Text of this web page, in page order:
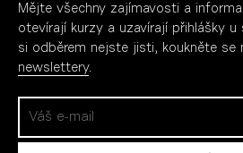
Mějte všechny zajímavosti a
otevírají kurzy a uzavírají přihlášky u
si odběrem nejste jisti, koukněte se
newslettery.